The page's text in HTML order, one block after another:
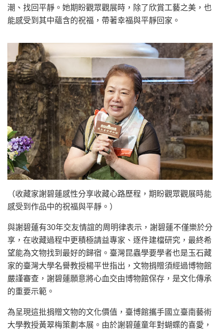
潮、找回平靜。她期盼觀眾觀展時，除了欣賞工藝之美，也
能感受到其中蘊含的祝福，帶著幸福與平靜回家。
（收藏家謝碧蓮感性分享收藏心路歷程，期盼觀眾觀展時能
感受到作品中的祝福與平靜。）
與謝碧蓮有30年交友情誼的周明律表示，謝碧蓮不僅樂於分
享，在收藏過程中更積極請益專家、逐件建檔研究，最終希
望能為文物找到最好的歸宿。臺灣昆蟲學要學者也是玉石藏
家的臺灣大學名譽教授楊平世指出，文物捐贈須經過博物館
嚴謹審查，謝碧蓮願意將心血交由博物館保存，是文化傳承
的重要示範。
為呈現這批捐贈文物的文化價值，臺博館攜手國立臺南藝術
大學教授黃翠梅策劃本展。由於謝碧蓮童年對蝴蝶的喜愛，